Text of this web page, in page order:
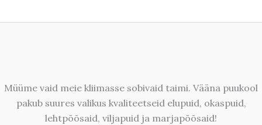
Müüme vaid meie kliimasse sobivaid taimi. Vääna puukool
pakub suures valikus kvaliteetseid elupuid, okaspuid,
lehtpõõsaid, viljapuid ja marjapõõsaid!